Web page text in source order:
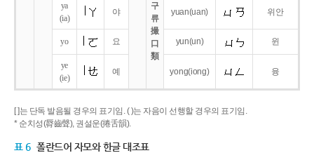
구
류
撮
口
類
ya
(ia)
야 yuan(uan) 위안
yo 요 yun(un) 윈
ye
(ie)
예 yong(iong) 융
[ ]는 단독 발음될 경우의 표기임. ( )는 자음이 선행할 경우의 표기임.
* 순치성(脣齒聲), 권설운(捲舌韻).
표 6 폴란드어 자모와 한글 대조표